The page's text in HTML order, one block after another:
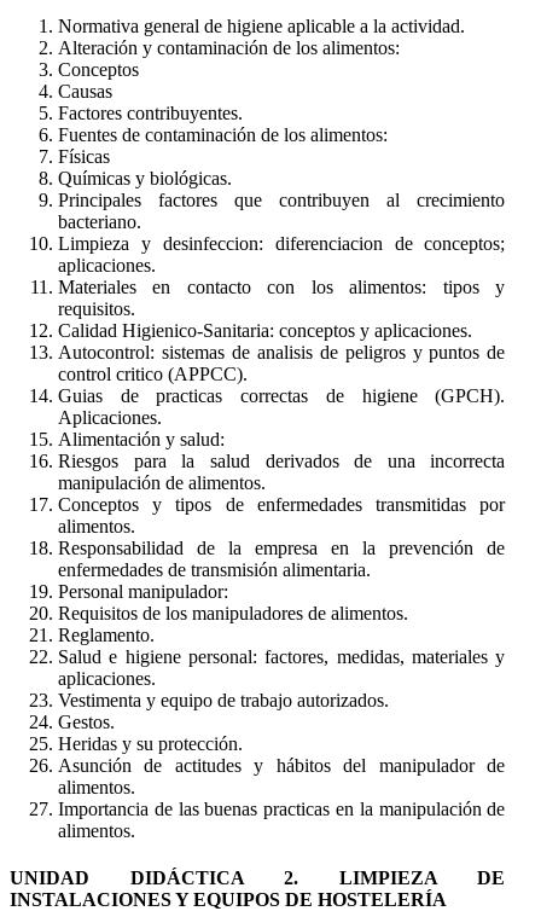
Normativa general de higiene aplicable a la actividad.
Alteración y contaminación de los alimentos:
Conceptos
Causas
Factores contribuyentes.
Fuentes de contaminación de los alimentos:
Físicas
Químicas y biológicas.
Principales factores que contribuyen al crecimiento
bacteriano.
Limpieza y desinfeccion: diferenciacion de conceptos;
aplicaciones.
Materiales en contacto con los alimentos: tipos y
requisitos.
Calidad Higienico-Sanitaria: conceptos y aplicaciones.
Autocontrol: sistemas de analisis de peligros y puntos de
control critico (APPCC).
Guias de practicas correctas de higiene (GPCH).
Aplicaciones.
Alimentación y salud:
Riesgos para la salud derivados de una incorrecta
manipulación de alimentos.
Conceptos y tipos de enfermedades transmitidas por
alimentos.
Responsabilidad de la empresa en la prevención de
enfermedades de transmisión alimentaria.
Personal manipulador:
Requisitos de los manipuladores de alimentos.
Reglamento.
Salud e higiene personal: factores, medidas, materiales y
aplicaciones.
Vestimenta y equipo de trabajo autorizados.
Gestos.
Heridas y su protección.
Asunción de actitudes y hábitos del manipulador de
alimentos.
Importancia de las buenas practicas en la manipulación de
alimentos.
UNIDAD DIDÁCTICA 2. LIMPIEZA DE
INSTALACIONES Y EQUIPOS DE HOSTELERÍA